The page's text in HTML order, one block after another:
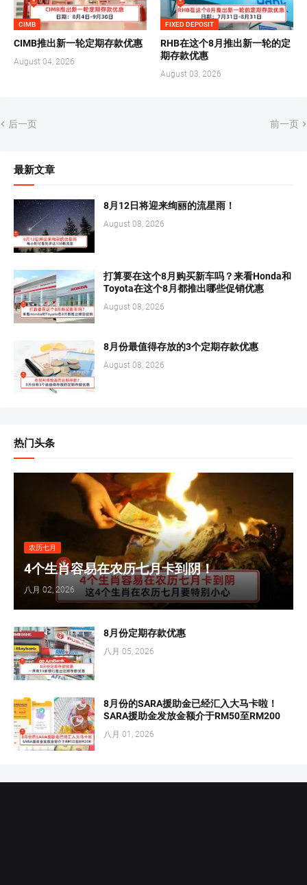
CIMB
CIMB推出新一轮定期存款优惠
August 04, 2026
FIXED DEPOSIT
RHB在这个8月推出新一轮的定
期存款优惠
August 03, 2026
后一页 前一页
最新文章
8月12日将迎来绚丽的流星雨！
August 08, 2026
打算要在这个8月购买新车吗？来看Honda和
Toyota在这个8月都推出哪些促销优惠
August 08, 2026
8月份最值得存放的3个定期存款优惠
August 08, 2026
热门头条
农历七月
4个生肖容易在农历七月卡到阴！
八月 02, 2026
8月份定期存款优惠
八月 05, 2026
8月份的SARA援助金已经汇入大马卡啦！
SARA援助金发放金额介于RM50至RM200
八月 01, 2026